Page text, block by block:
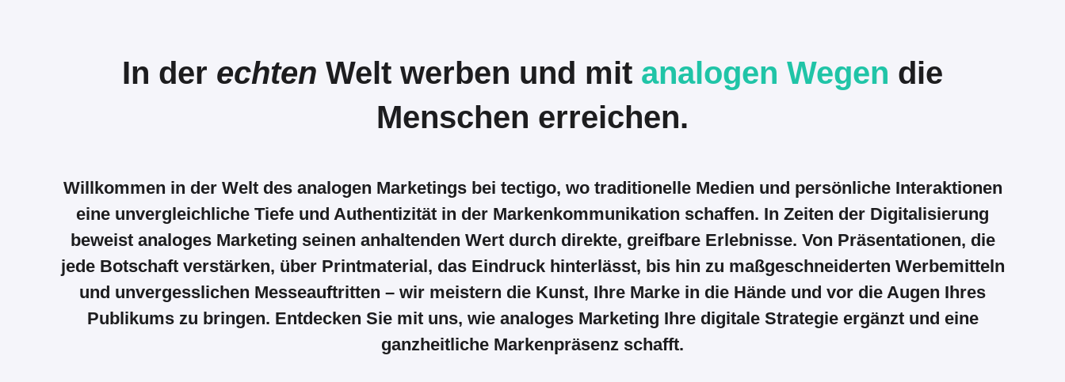
In der echten Welt werben und mit analogen Wegen die
Menschen erreichen.
Willkommen in der Welt des analogen Marketings bei tectigo, wo traditionelle Medien und persönliche Interaktionen
eine unvergleichliche Tiefe und Authentizität in der Markenkommunikation schaffen. In Zeiten der Digitalisierung
beweist analoges Marketing seinen anhaltenden Wert durch direkte, greifbare Erlebnisse. Von Präsentationen, die
jede Botschaft verstärken, über Printmaterial, das Eindruck hinterlässt, bis hin zu maßgeschneiderten Werbemitteln
und unvergesslichen Messeauftritten – wir meistern die Kunst, Ihre Marke in die Hände und vor die Augen Ihres
Publikums zu bringen. Entdecken Sie mit uns, wie analoges Marketing Ihre digitale Strategie ergänzt und eine
ganzheitliche Markenpräsenz schafft.